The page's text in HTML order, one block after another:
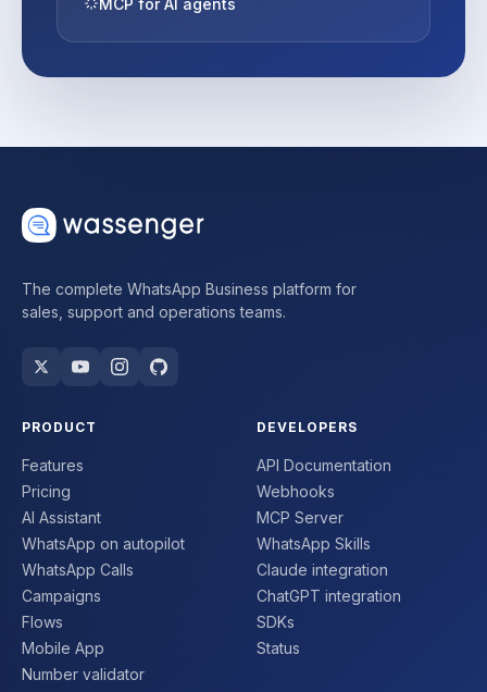
The complete WhatsApp Business platform for
sales, support and operations teams.
PRODUCT
Features
Pricing
AI Assistant
WhatsApp on autopilot
WhatsApp Calls
Campaigns
Flows
Mobile App
Number validator
DEVELOPERS
API Documentation
Webhooks
MCP Server
WhatsApp Skills
Claude integration
ChatGPT integration
SDKs
Status